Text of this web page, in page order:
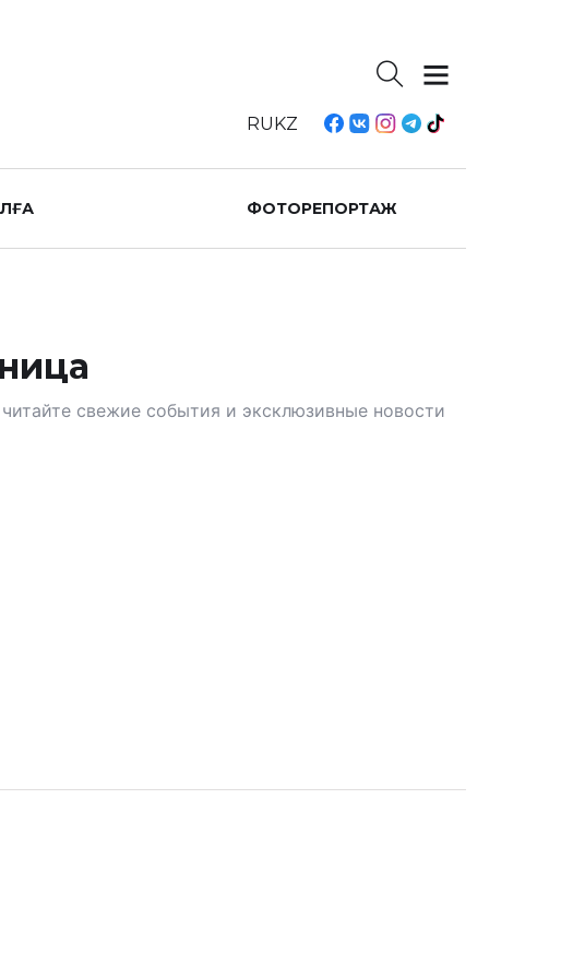
RUKZ
ФОТОРЕПОРТАЖ
свежие события и эксклюзивные новости